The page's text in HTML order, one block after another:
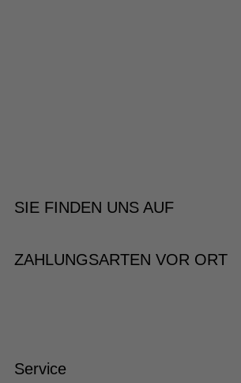
SIE FINDEN UNS AUF
ZAHLUNGSARTEN VOR ORT
Service